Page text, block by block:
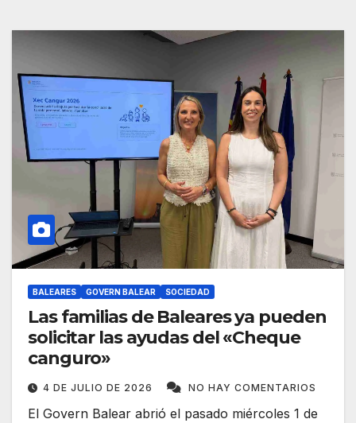
BALEARES GOVERN BALEAR SOCIEDAD
Las familias de Baleares ya pueden
solicitar las ayudas del «Cheque
canguro»
4 DE JULIO DE 2026 NO HAY COMENTARIOS
El Govern Balear abrió el pasado miércoles 1 de